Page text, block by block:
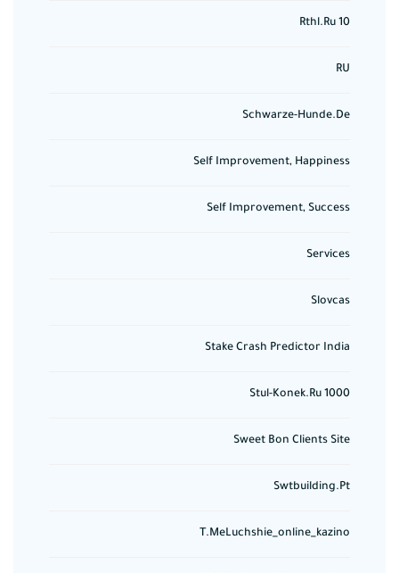
Rthl.ru 10
RU
Schwarze-Hunde.de
Self Improvement, Happiness
Self Improvement, Success
Services
Slovcas
Stake Crash Predictor India
Stul-Konek.ru 1000
Sweet Bon Clients Site
Swtbuilding.pt
T.meLuchshie_online_kazino